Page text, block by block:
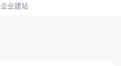
企业建站